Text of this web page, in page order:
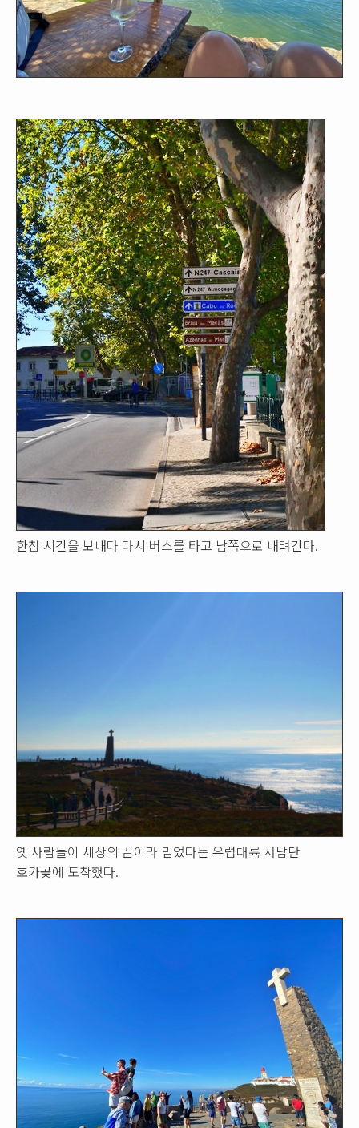
한참 시간을 보내다 다시 버스를 타고 남쪽으로 내려간다.
옛 사람들이 세상의 끝이라 믿었다는 유럽대륙 서남단
호카곶에 도착했다.